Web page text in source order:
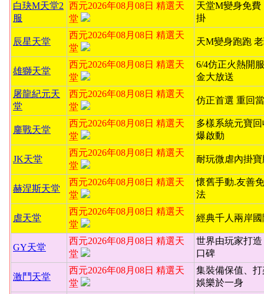
白玦M天堂2
服
西元2026年08月08日 精選天
堂
天堂M變身免費
掛
辰星天堂
西元2026年08月08日 精選天
堂
天M變身跑跑
雄獅天堂
西元2026年08月08日 精選天
堂
6/4仿正火熱開
金大放送
屠龍紀元天
堂
西元2026年08月08日 精選天
堂
仿正首選 重回
鏖戰天堂
西元2026年08月08日 精選天
堂
多樣系統元寶
爆啟動
JK天堂
西元2026年08月08日 精選天
堂
耐玩微虐內掛
赫涅斯天堂
西元2026年08月08日 精選天
堂
懷舊手動.友善
法
虐天堂
西元2026年08月08日 精選天
堂
經典千人兩岸
GY天堂
西元2026年08月08日 精選天
堂
世界由玩家打
口碑
激鬥天堂
西元2026年08月08日 精選天
堂
集裝備保值、
娛樂於一身